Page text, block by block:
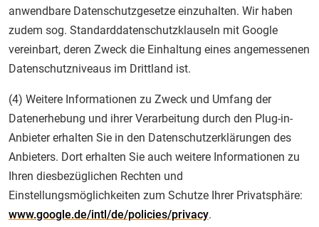
anwendbare Datenschutzgesetze einzuhalten. Wir haben
zudem sog. Standarddatenschutzklauseln mit Google
vereinbart, deren Zweck die Einhaltung eines angemessenen
Datenschutzniveaus im Drittland ist.
(4) Weitere Informationen zu Zweck und Umfang der
Datenerhebung und ihrer Verarbeitung durch den Plug-in-
Anbieter erhalten Sie in den Datenschutzerklärungen des
Anbieters. Dort erhalten Sie auch weitere Informationen zu
Ihren diesbezüglichen Rechten und
Einstellungsmöglichkeiten zum Schutze Ihrer Privatsphäre:
www.google.de/intl/de/policies/privacy.